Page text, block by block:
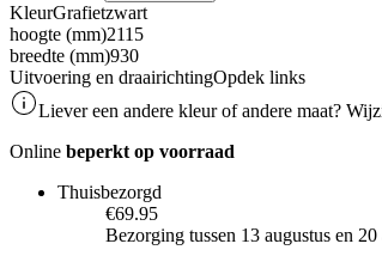
KleurGrafietzwart
hoogte (mm)2115
breedte (mm)930
Uitvoering en draairichtingOpdek links
Liever een andere kleur of andere maat?
Online beperkt op voorraad
Thuisbezorgd
€69.95
Bezorging tussen 13 augustus en 20